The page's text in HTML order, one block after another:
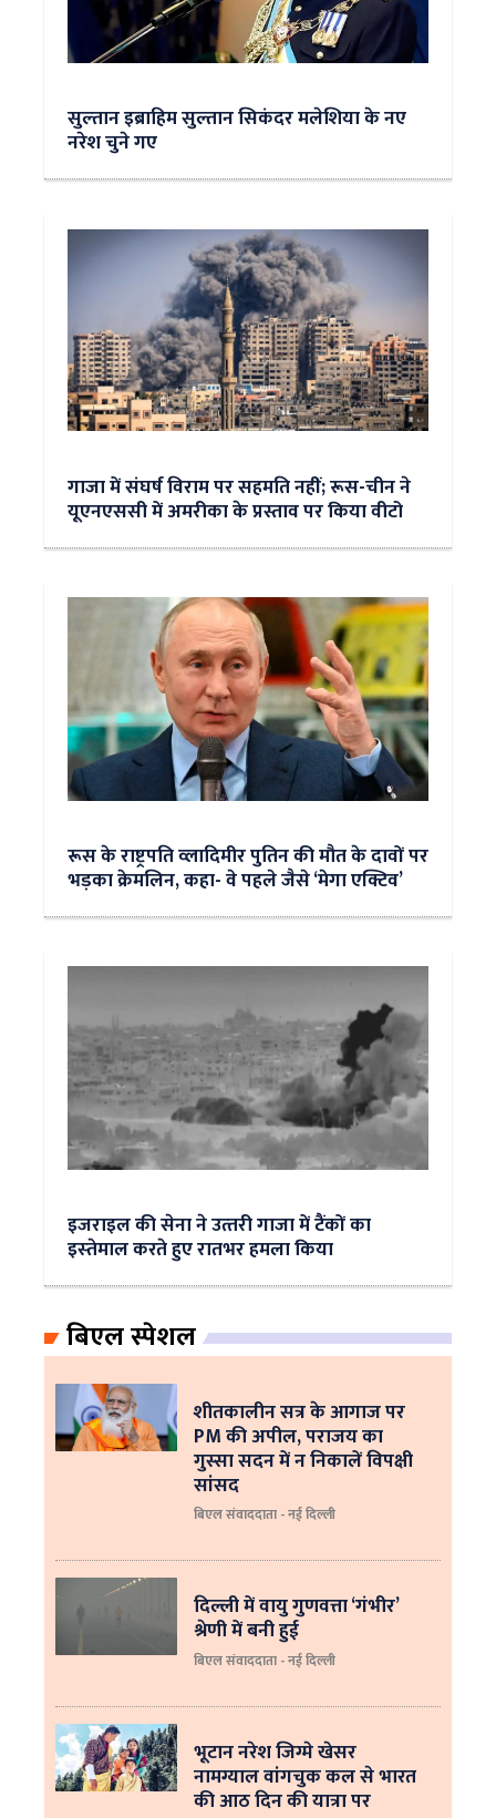
सुल्‍तान इब्राहिम सुल्तान सिकंदर मलेशिया के नए
नरेश चुने गए
गाजा में संघर्ष विराम पर सहमति नहीं; रूस-चीन ने
यूएनएससी में अमरीका के प्रस्ताव पर किया वीटो
रूस के राष्ट्रपति व्लादिमीर पुतिन की मौत के दावों पर
भड़का क्रेमलिन, कहा- वे पहले जैसे ‘मेगा एक्टिव’
इजराइल की सेना ने उत्‍तरी गाजा में टैंकों का
इस्‍तेमाल करते हुए रातभर हमला किया
बिएल स्पेशल
शीतकालीन सत्र के आगाज पर
PM की अपील, पराजय का
गुस्सा सदन में न निकालें विपक्षी
सांसद
बिएल संवाददाता - नई दिल्ली
दिल्ली में वायु गुणवत्ता ‘गंभीर’
श्रेणी में बनी हुई
बिएल संवाददाता - नई दिल्ली
भूटान नरेश जिग्मे खेसर
नामग्याल वांगचुक कल से भारत
की आठ दिन की यात्रा पर